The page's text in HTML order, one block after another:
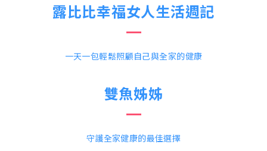
露比比幸福女人生活週記
一天一包輕鬆照顧自己與全家的健康
雙魚姊姊
守護全家健康的最佳選擇